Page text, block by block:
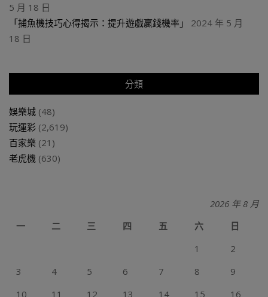
5 月 18 日
「捕魚機技巧心得揭示：提升遊戲贏錢機率」
2024 年 5 月
18 日
分類
娛樂城 (48)
玩運彩 (2,619)
百家樂 (21)
老虎機 (630)
2026 年 8 月
一
二 三 四 五 六
日
1
2
3
4 5 6 7 8
9
10
11 12 13 14 15 16